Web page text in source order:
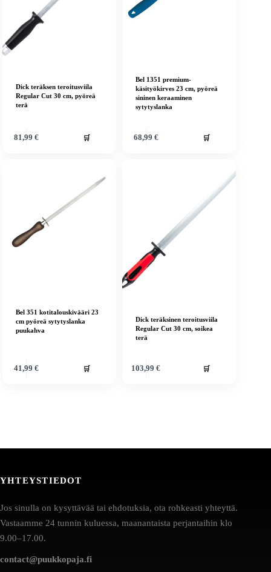
Dick teräksen teroitusviila
Regular Cut 30 cm, pyöreä
terä
81,99 € 🛒
Bel 1351 premium-
käsityökirves 23 cm, pyöreä
sininen keraaminen
sytytyslanka
68,99 € 🛒
Bel 351 kotitalouskivääri 23
cm pyöreä sytytyslanka
puukahva
41,99 € 🛒
Dick teräksinen teroitusviila
Regular Cut 30 cm, soikea
terä
103,99€ 🛒
YHTEYSTIEDOT
Jos sinulla on kysyttävää tai ehdotuksia, ota rohkeasti yhteyttä.
Vastaamme 24 tunnin kuluessa, maanantaista perjantaihin klo
9.00–17.00.
contact@puukkopaja.fi